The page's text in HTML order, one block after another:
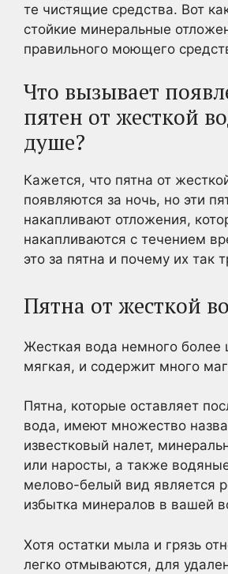
те чистящие средства. Вот
стойкие минеральные
правильного моющего
Что вызывает
пятен от жесткой
душе?
Кажется, что пятна от
появляются за ночь, но эти
накапливают отложения,
накапливаются с течением
это за пятна и почему их так
Пятна от жесткой
Жесткая вода немного
мягкая, и содержит много
Пятна, которые оставляет
вода, имеют множество
известковый налет,
или наросты, а также
мелово-белый вид является
избытка минералов в вашей
Хотя остатки мыла и грязь
легко отмываются, для